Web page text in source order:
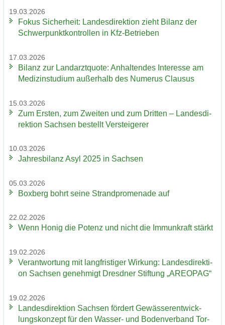
19.03.2026
Fokus Si­cher­heit: Lan­des­di­rek­ti­on zieht Bi­lanz der
Schwer­punkt­kon­trol­len in Kfz-​Betrieben
17.03.2026
Bi­lanz zur Land­arzt­quo­te: An­hal­ten­des In­ter­es­se am
Me­di­zin­stu­di­um au­ßer­halb des Nu­me­rus Clau­sus
15.03.2026
Zum Ers­ten, zum Zwei­ten und zum Drit­ten – Lan­des­di­
rek­ti­on Sach­sen be­stellt Ver­stei­ge­rer
10.03.2026
Jah­res­bi­lanz Asyl 2025 in Sach­sen
05.03.2026
Box­berg bohrt seine Strand­pro­me­na­de auf
22.02.2026
Wenn Honig die Po­tenz und nicht die Im­mun­kraft stärkt
19.02.2026
Ver­ant­wor­tung mit lang­fris­ti­ger Wir­kung: Lan­des­di­rek­ti­
on Sach­sen ge­neh­migt Dresd­ner Stif­tung „AREO­PAG“
19.02.2026
Lan­des­di­rek­ti­on Sach­sen för­dert Ge­wäs­ser­ent­wick­
lungs­kon­zept für den Wasser-​ und Bo­den­ver­band Tor­